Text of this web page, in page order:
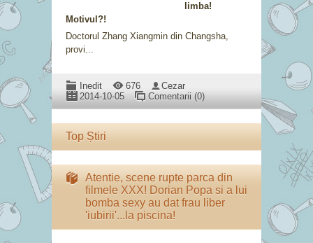
limba!
Motivul?!
Doctorul Zhang Xiangmin din Changsha,
provi...
Inedit 676
Cezar
2014-10-05
Comentarii (0)
Top Știri
Atentie, scene rupte parca din
filmele XXX! Dorian Popa si a lui
bomba sexy au dat frau liber
'iubirii'...la piscina!